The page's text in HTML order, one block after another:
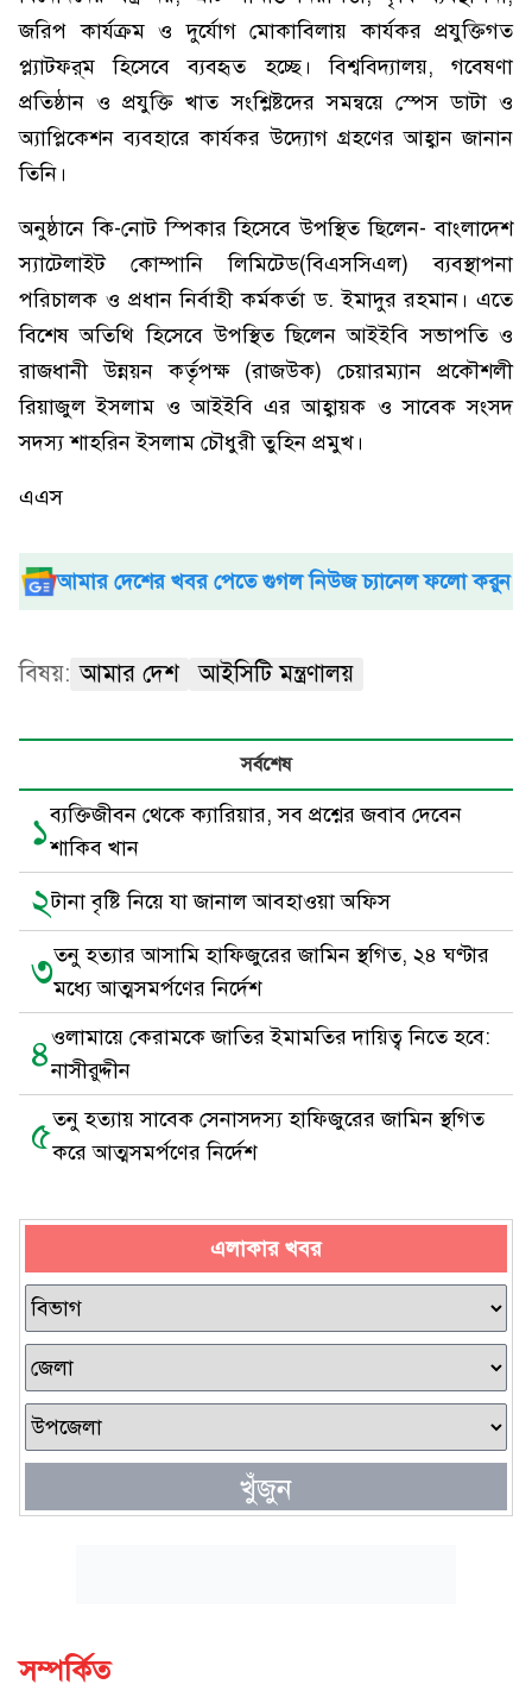
জরিপ কার্যক্রম ও দুর্যোগ মোকাবিলায় কার্যকর প্রযুক্তিগত
প্ল্যাটফর্‌ম হিসেবে ব্যবহৃত হচ্ছে। বিশ্ববিদ্যালয়, গবেষণা
প্রতিষ্ঠান ও প্রযুক্তি খাত সংশ্লিষ্টদের সমন্বয়ে স্পেস ডাটা ও
অ্যাপ্লিকেশন ব্যবহারে কার্যকর উদ্যোগ গ্রহণের আহ্বান জানান
তিনি।
অনুষ্ঠানে কি-নোট স্পিকার হিসেবে উপস্থিত ছিলেন- বাংলাদেশ
স্যাটেলাইট কোম্পানি লিমিটেড(বিএসসিএল) ব্যবস্থাপনা
পরিচালক ও প্রধান নির্বাহী কর্মকর্তা ড. ইমাদুর রহমান। এতে
বিশেষ অতিথি হিসেবে উপস্থিত ছিলেন আইইবি সভাপতি ও
রাজধানী উন্নয়ন কর্তৃপক্ষ (রাজউক) চেয়ারম্যান প্রকৌশলী
রিয়াজুল ইসলাম ও আইইবি এর আহ্বায়ক ও সাবেক সংসদ
সদস্য শাহরিন ইসলাম চৌধুরী তুহিন প্রমুখ।
এএস
আমার দেশের খবর পেতে গুগল নিউজ চ্যানেল ফলো করুন
বিষয়: আমার দেশ আইসিটি মন্ত্রণালয়
সর্বশেষ
১ব্যক্তিজীবন থেকে ক্যারিয়ার, সব প্রশ্নের জবাব দেবেন
শাকিব খান
২টানা বৃষ্টি নিয়ে যা জানাল আবহাওয়া অফিস
৩তনু হত্যার আসামি হাফিজুরের জামিন স্থগিত, ২৪ ঘণ্টার
মধ্যে আত্মসমর্পণের নির্দেশ
৪ওলামায়ে কেরামকে জাতির ইমামতির দায়িত্ব নিতে হবে:
নাসীরুদ্দীন
৫তনু হত্যায় সাবেক সেনাসদস্য হাফিজুরের জামিন স্থগিত
করে আত্মসমর্পণের নির্দেশ
এলাকার খবর
খুঁজুন
সম্পর্কিত